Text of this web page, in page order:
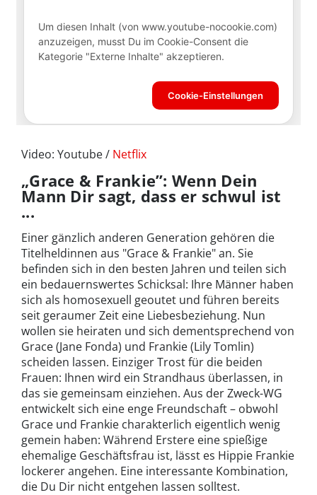
Video: Youtube / Netflix
„Grace & Frankie”: Wenn Dein
Mann Dir sagt, dass er schwul ist
...
Einer gänzlich anderen Generation gehören die
Titelheldinnen aus "Grace & Frankie" an. Sie
befinden sich in den besten Jahren und teilen sich
ein bedauernswertes Schicksal: Ihre Männer haben
sich als homosexuell geoutet und führen bereits
seit geraumer Zeit eine Liebesbeziehung. Nun
wollen sie heiraten und sich dementsprechend von
Grace (Jane Fonda) und Frankie (Lily Tomlin)
scheiden lassen. Einziger Trost für die beiden
Frauen: Ihnen wird ein Strandhaus überlassen, in
das sie gemeinsam einziehen. Aus der Zweck-WG
entwickelt sich eine enge Freundschaft – obwohl
Grace und Frankie charakterlich eigentlich wenig
gemein haben: Während Erstere eine spießige
ehemalige Geschäftsfrau ist, lässt es Hippie Frankie
lockerer angehen. Eine interessante Kombination,
die Du Dir nicht entgehen lassen solltest.